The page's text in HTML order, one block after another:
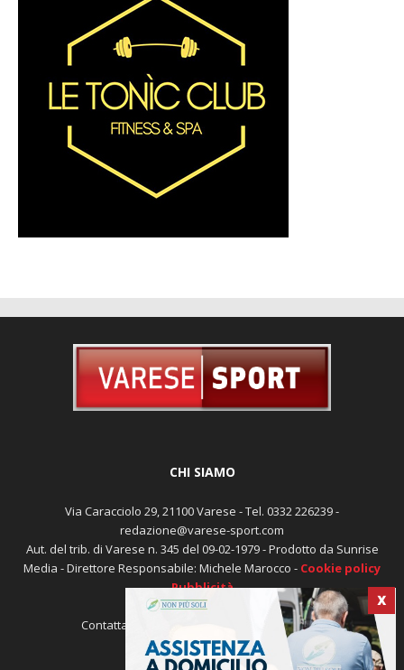
X
CHI SIAMO
Via Caracciolo 29, 21100 Varese - Tel. 0332 226239 -
redazione@varese-sport.com
Aut. del trib. di Varese n. 345 del 09-02-1979 - Prodotto da Sunrise
Media - Direttore Responsabile: Michele Marocco - Cookie policy
Pubblicità
Contattaci: redazione@varese-sport.com